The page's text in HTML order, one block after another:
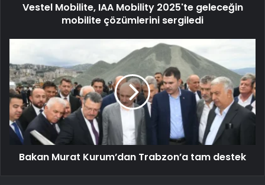
Vestel Mobilite, IAA Mobility 2025'te geleceğin
mobilite çözümlerini sergiledi
Bakan Murat Kurum’dan Trabzon’a tam destek